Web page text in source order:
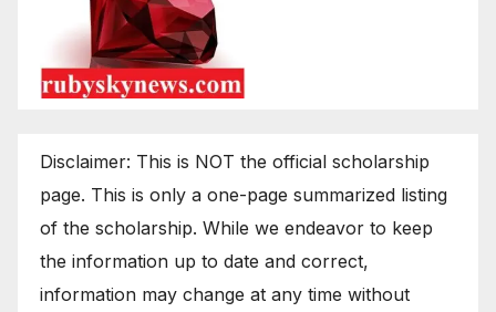
Disclaimer: This is NOT the official scholarship
page. This is only a one-page summarized listing
of the scholarship. While we endeavor to keep
the information up to date and correct,
information may change at any time without